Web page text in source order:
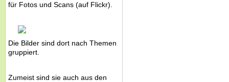
für Fotos und Scans (auf Flickr).
Die Bilder sind dort nach Themen
gruppiert.
Zumeist sind sie auch aus den